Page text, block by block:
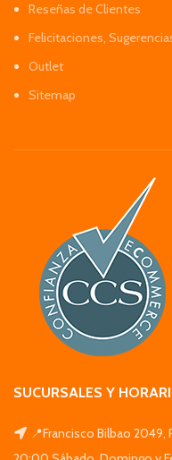
Reseñas de Clientes
Felicitaciones,
Outlet
Sitemap
SUCURSALES Y
📍Francisco Bilbao